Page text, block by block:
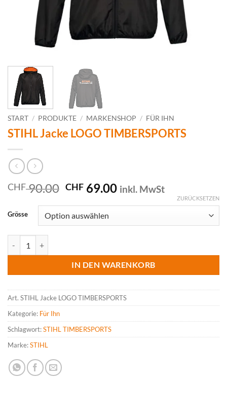
START / PRODUKTE / MARKENSHOP / FÜR IHN
STIHL Jacke LOGO TIMBERSPORTS
CHF90.00 Ursprünglicher
war:
CHF 90.00
CHF 69.00Aktueller
CHF 69.00.
inkl. MwSt
Grösse
ZURÜCKSETZEN
IN DEN WARENKORB
Art. STIHL Jacke LOGO TIMBERSPORTS
Kategorie: Für Ihn
Schlagwort:STIHL TIMBERSPORTS
Marke:STIHL